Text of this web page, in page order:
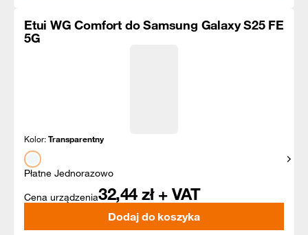
Etui WG Comfort do Samsung Galaxy S25 FE
5G
Kolor:Transparentny
Płatne Jednorazowo
Cena urządzenia32,44 zł + VAT
Dodaj do koszyka